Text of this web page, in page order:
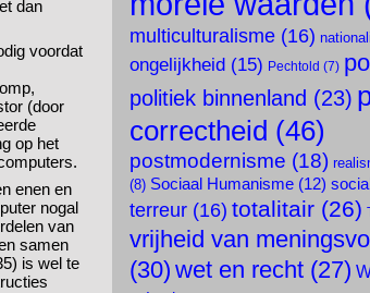
dan
voordat
(door
op het
enen en
nogal
van
samen
is wel te
multiculturalisme (16)
ongelijkheid (15) Pechtold (7)
politiek binnenland (23)
correctheid (46)
postmodernisme (18)
(8) Sociaal Humanisme (12)
terreur (16) totalitair (26)
vrijheid van
(30) wet en recht (27)